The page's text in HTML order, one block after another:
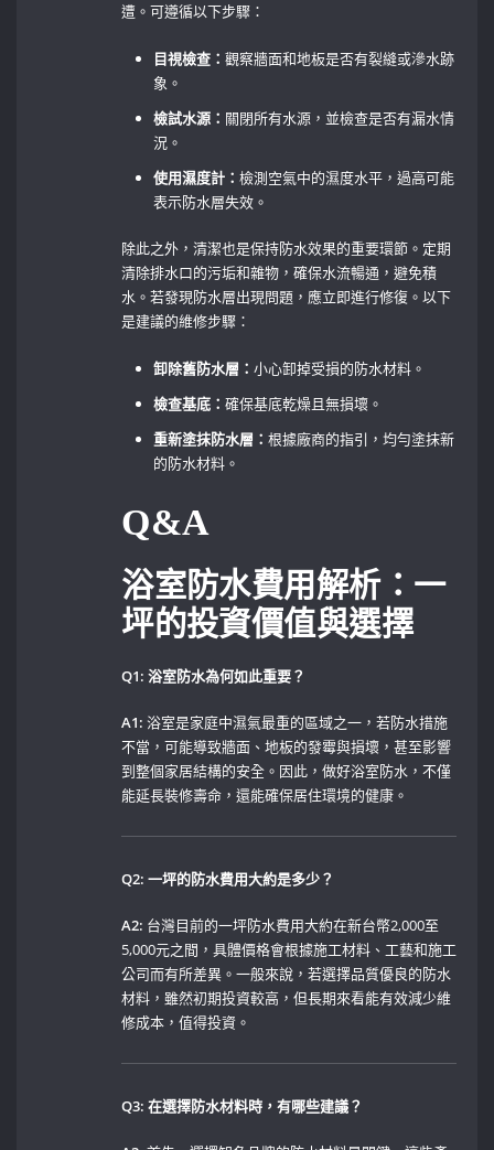
遭。可遵循以下步驟：
目視檢查：觀察牆面和地板是否有裂縫或滲水跡
象。
檢試水源： 關閉所有水源，並檢查是否有漏水情
況。
使用濕度計：檢測空氣中的濕度水平，過高可能
表示防水層失效。
除此之外，清潔也是保持防水效果的重要環節。定期
清除排水口的污垢和雜物，確保水流暢通，避免積
水。若發現防水層出現問題，應立即進行修復。以下
是建議的維修步驟：
卸除舊防水層：小心卸掉受損的防水材料。
檢查基底：確保基底乾燥且無損壞。
重新塗抹防水層：根據廠商的指引，均勻塗抹新
的防水材料。
Q&A
浴室防水費用解析：一
坪的投資價值與選擇
Q1:⁤ 浴室防水為何如此重要？
A1: 浴室是家庭中濕氣最重的區域之一，若防水措施
不當，可能導致牆面、地板的發霉與損壞，甚至影響
到整個家居結構的安全。因此，做好浴室防水，不僅
能延長裝修壽命，還能確保居住環境的健康。
Q2: 一坪的防水費用大約是多少？
A2: 台灣目前的一坪防水費用大約在新台幣2,000至
5,000元之間，具體價格會根據施工材料、工藝和施工
公司而有所差異。一般來說，若選擇品質優良的防水
材料，雖然初期投資較高，但長期來看能有效減少維
修成本，值得投資。
Q3: 在選擇防水材料時，有哪些建議？